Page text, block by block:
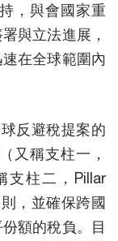
，與會國家重
與立法進展，
在全球範圍內
反避稅提案的
又稱支柱一，
支柱二，Pillar
，並確保跨國
額的稅負。目